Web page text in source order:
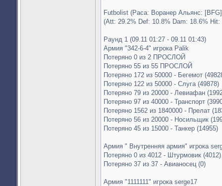
Futbolist (Раса: Воранер Альянс:
(Att: 29.2% Def: 10.8% Dam: 18.6% Hit:
Раунд 1 (09.11 01:27 - 09.11 01:43)
Армия "342-6-4" игрока Palik
Потеряно 0 из 2 ПРОСЛОЙ
Потеряно 55 из 55 ПРОСЛОЙ
Потеряно 172 из 50000 - Бегемот
Потеряно 122 из 50000 - Слуга (49878)
Потеряно 79 из 20000 - Левиафан
Потеряно 97 из 40000 - Транспорт
Потеряно 1562 из 1840000 - Прелат
Потеряно 56 из 20000 - Носильщик
Потеряно 45 из 15000 - Танкер (14955)
Армия " Внутренняя армия" игрока
Потеряно 0 из 4012 - Штурмовик (4012)
Потеряно 37 из 37 - Авианосец (0)
Армия "1111111" игрока serge17